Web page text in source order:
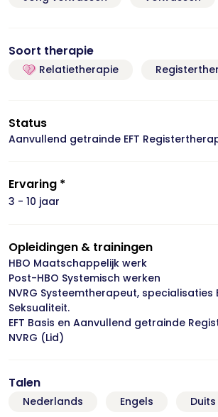
Soort therapie
Relatietherapie
Status
Aanvullend getrainde EFT
Ervaring *
3 - 10 jaar
Opleidingen & trainingen
HBO Maatschappelijk werk
Post-HBO Systemisch werken
NVRG Systeemtherapeut, specialisaties
Seksualiteit.
EFT Basis en Aanvullend getrainde
NVRG (Lid)
Talen
Nederlands Engels Duits